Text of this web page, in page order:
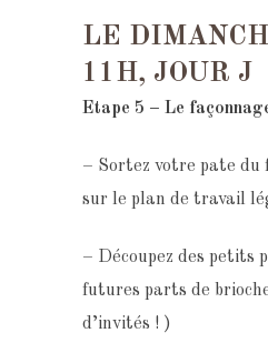
LE
11H, JOUR J
Etape 5 – Le
– Sortez votre pate du
sur le plan de travail
– Découpez des petits
futures parts de
d’invités ! )